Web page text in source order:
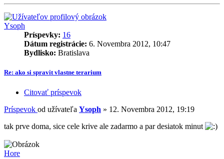
Ysoph
Príspevky: 16
Dátum registrácie: 6. Novembra 2012, 10:47
Bydlisko: Bratislava
Re: ako si spravit vlastne terarium
Citovať príspevok
Príspevok od užívateľa Ysoph » 12. Novembra 2012, 19:19
tak prve doma, sice cele krive ale zadarmo a par desiatok minut
Hore